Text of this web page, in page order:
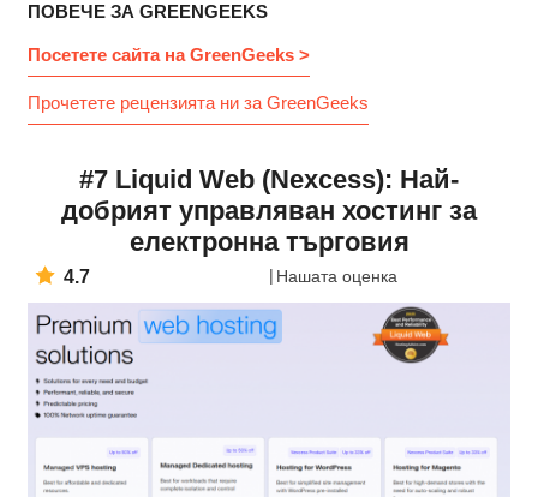
ПОВЕЧЕ ЗА GREENGEEKS
Посетете сайта на GreenGeeks >
Прочетете рецензията ни за GreenGeeks
#7 Liquid Web (Nexcess): Най-
добрият управляван хостинг за
електронна търговия
4.7 Нашата оценка